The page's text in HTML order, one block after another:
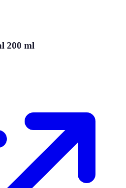
200 ml